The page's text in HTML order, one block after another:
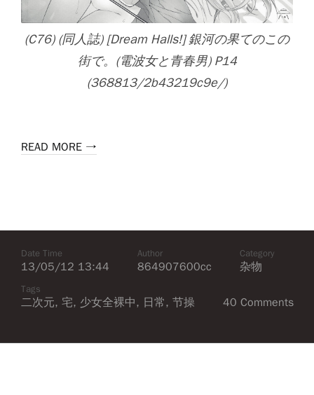
(C76) (同人誌) [Dream Halls!] 銀河の果てのこの
街で。(電波女と青春男) P14
(368813/2b43219c9e/)
READ MORE →
Date Time
13/05/12 13:44
Author
864907600cc
Category
杂物
Tags
二次元, 宅, 少女全裸中, 日常, 节操 40 Comments